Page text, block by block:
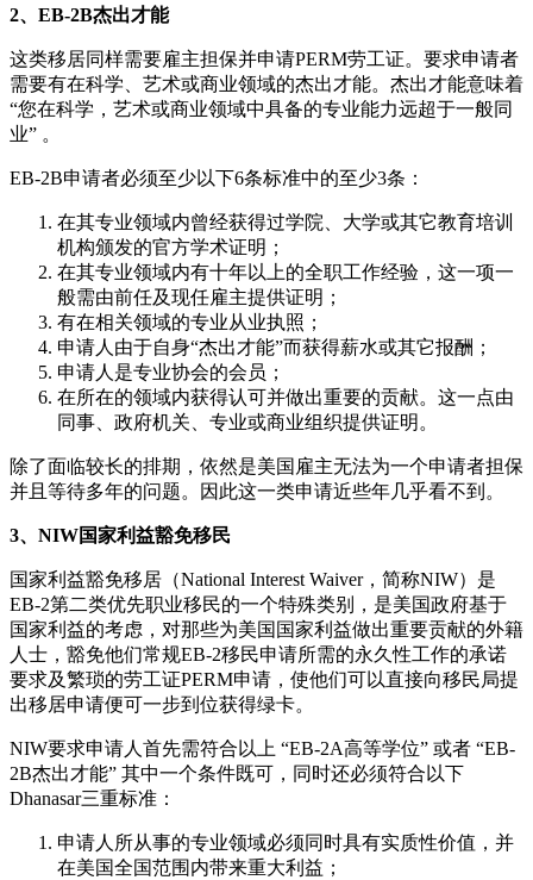
2、EB-2B杰出才能
这类移居同样需要雇主担保并申请PERM劳工证。要求申请者
需要有在科学、艺术或商业领域的杰出才能。杰出才能意味着
“您在科学，艺术或商业领域中具备的专业能力远超于一般同
业” 。
EB-2B申请者必须至少以下6条标准中的至少3条：
在其专业领域内曾经获得过学院、大学或其它教育培训
机构颁发的官方学术证明；
在其专业领域内有十年以上的全职工作经验，这一项一
般需由前任及现任雇主提供证明；
有在相关领域的专业从业执照；
申请人由于自身“杰出才能”而获得薪水或其它报酬；
申请人是专业协会的会员；
在所在的领域内获得认可并做出重要的贡献。这一点由
同事、政府机关、专业或商业组织提供证明。
除了面临较长的排期，依然是美国雇主无法为一个申请者担保
并且等待多年的问题。因此这一类申请近些年几乎看不到。
3、NIW国家利益豁免移民
国家利益豁免移居（National Interest Waiver，简称NIW）是
EB-2第二类优先职业移民的一个特殊类别，是美国政府基于
国家利益的考虑，对那些为美国国家利益做出重要贡献的外籍
人士，豁免他们常规EB-2移民申请所需的永久性工作的承诺
要求及繁琐的劳工证PERM申请，使他们可以直接向移民局提
出移居申请便可一步到位获得绿卡。
NIW要求申请人首先需符合以上 “EB-2A高等学位” 或者 “EB-
2B杰出才能” 其中一个条件既可，同时还必须符合以下
Dhanasar三重标准：
申请人所从事的专业领域必须同时具有实质性价值，并
在美国全国范围内带来重大利益；